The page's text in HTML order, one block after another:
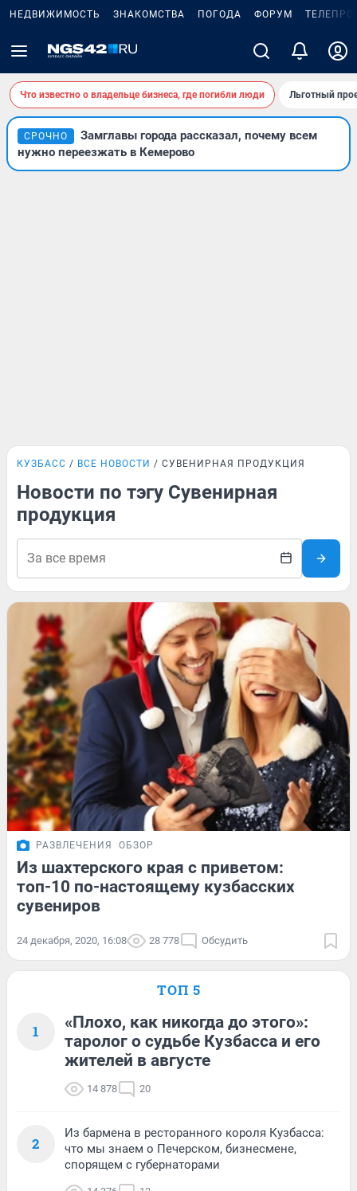
НЕДВИЖИМОСТЬ ЗНАКОМСТВА ПОГОДА ФОРУМ
Что известно о владельце бизнеса, где погибли люди Льготный
СРОЧНО
Замглавы города рассказал, почему всем
нужно переезжать в Кемерово
КУЗБАСС ВСЕ НОВОСТИ СУВЕНИРНАЯ ПРОДУКЦИЯ
Новости по тэгу Сувенирная
продукция
РАЗВЛЕЧЕНИЯ ОБЗОР
Из шахтерского края с приветом:
топ-10 по-настоящему кузбасских
сувениров
24 декабря, 2020, 16:08 28 778 Обсудить
ТОП 5
1
«Плохо, как никогда до этого»:
таролог о судьбе Кузбасса и его
жителей в августе
14 878 20
2
Из бармена в ресторанного короля Кузбасса:
что мы знаем о Печерском, бизнесмене,
спорящем с губернаторами